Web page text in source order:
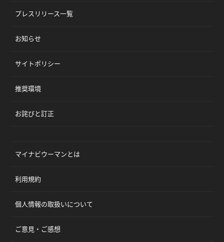
プレスリリース一覧
お知らせ
サイトポリシー
推奨環境
お詫びと訂正
マイナビウーマンとは
利用規約
個人情報の取扱いについて
ご意見・ご感想